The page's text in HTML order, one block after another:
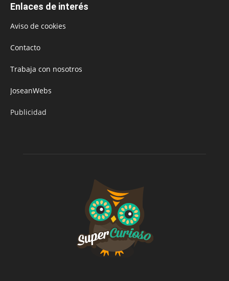
Enlaces de interés
Aviso de cookies
Contacto
Trabaja con nosotros
JoseanWebs
Publicidad